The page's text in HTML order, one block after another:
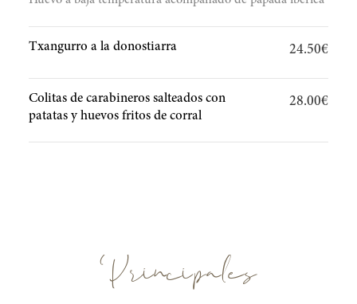
Txangurro a la donostiarra 24.50€
Colitas de carabineros salteados con
patatas y huevos fritos de corral
28.00€
Principales